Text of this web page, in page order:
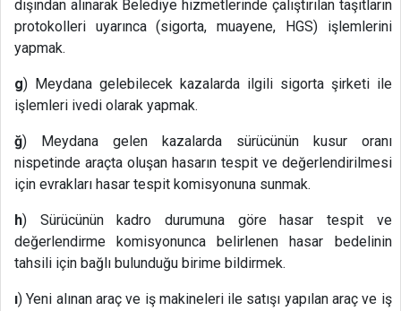
dışından alınarak Belediye hizmetlerinde çalıştırılan taşıtların
protokolleri uyarınca (sigorta, muayene, HGS) işlemlerini
yapmak.
g) Meydana gelebilecek kazalarda ilgili sigorta şirketi ile
işlemleri ivedi olarak yapmak.
ğ) Meydana gelen kazalarda sürücünün kusur oranı
nispetinde araçta oluşan hasarın tespit ve değerlendirilmesi
için evrakları hasar tespit komisyonuna sunmak.
h) Sürücünün kadro durumuna göre hasar tespit ve
değerlendirme komisyonunca belirlenen hasar bedelinin
tahsili için bağlı bulunduğu birime bildirmek.
ı) Yeni alınan araç ve iş makineleri ile satışı yapılan araç ve iş